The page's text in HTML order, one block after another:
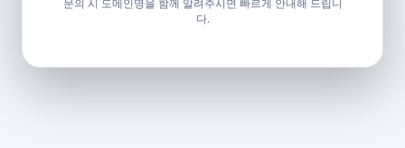
문의 시 도메인명을 함께 알려주시면 빠르게 안내해 드립니
다.